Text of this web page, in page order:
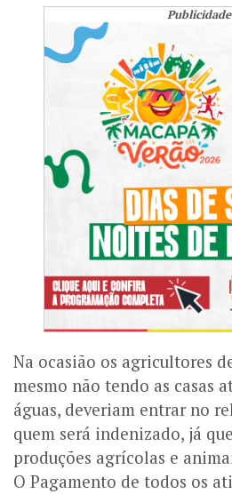
Publicidade
Na ocasião os agricultores
mesmo não tendo as casas
águas, deveriam entrar no
quem será indenizado, já
produções agrícolas e
O Pagamento de todos os